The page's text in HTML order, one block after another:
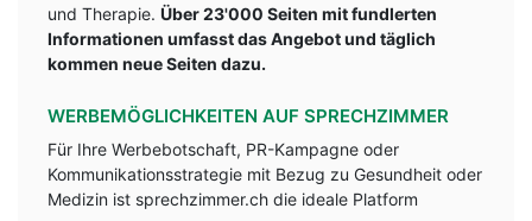
und Therapie. Über 23'000 Seiten mit fundlerten
Informationen umfasst das Angebot und täglich
kommen neue Seiten dazu.
WERBEMÖGLICHKEITEN AUF SPRECHZIMMER
Für Ihre Werbebotschaft, PR-Kampagne oder
Kommunikationsstrategie mit Bezug zu Gesundheit oder
Medizin ist sprechzimmer.ch die ideale Platform